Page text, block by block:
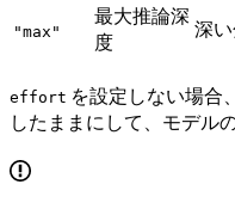
"max"
最大推論深
度
深
effort を設定しない場合
したままにして、モデル